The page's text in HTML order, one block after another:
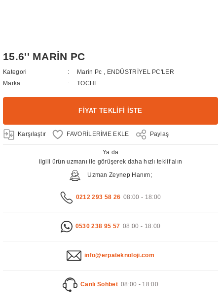
15.6'' MARİN PC
Kategori Marin Pc
ENDÜSTRİYEL PC'LER
Marka
TOCHI
FİYAT TEKLİFİ İSTE
Karşılaştır Paylaş
Ya da
ilgili ürün uzmanı ile görüşerek daha hızlı teklif alın
Uzman Zeynep Hanım;
0212 293 58 26 08:00 - 18:00
0530 238 95 57 08:00 - 18:00
info@erpateknoloji.com
Canlı Sohbet 08:00 - 18:00